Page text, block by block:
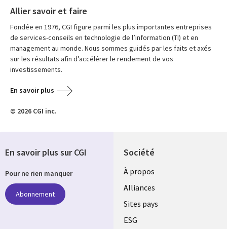
Allier savoir et faire
Fondée en 1976, CGI figure parmi les plus importantes entreprises
de services-conseils en technologie de l’information (TI) et en
management au monde. Nous sommes guidés par les faits et axés
sur les résultats afin d’accélérer le rendement de vos
investissements.
En savoir plus
© 2026 CGI inc.
Société
À propos
Alliances
Sites pays
ESG
En savoir plus sur CGI
Pour ne rien manquer
Abonnement